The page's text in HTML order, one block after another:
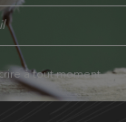
à tout moment.